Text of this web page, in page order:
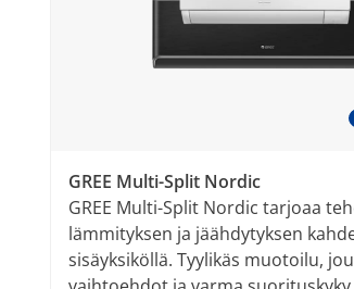
GREE Multi-Split Nordic
GREE Multi-Split Nordic tarjoaa
lämmityksen ja jäähdytyksen
sisäyksiköllä. Tyylikäs muotoilu,